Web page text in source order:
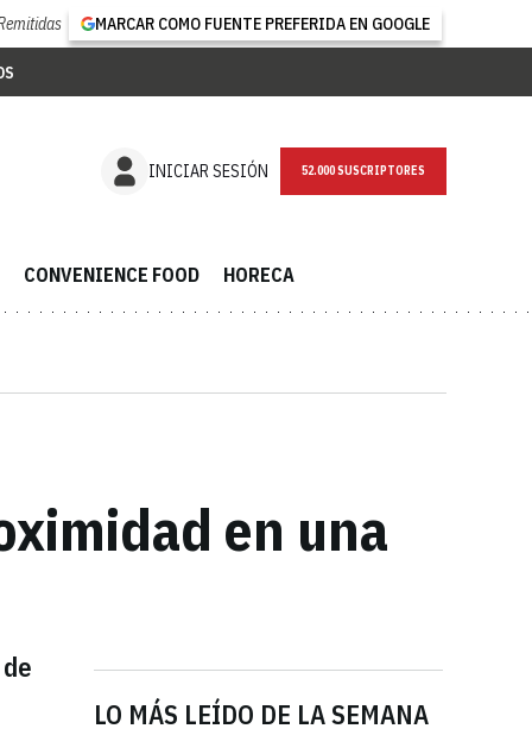
MARCAR COMO FUENTE PREFERIDA EN GOOGLE
INICIAR SESIÓN NEWSLETTER
CONVENIENCE FOOD HORECA
en una
LO MÁS LEÍDO DE LA SEMANA